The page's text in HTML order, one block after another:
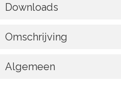
Downloads
Omschrijving
Algemeen